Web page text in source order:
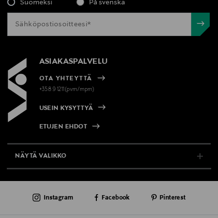
Suomeksi På svenska
ASIAKASPALVELU
OTA YHTEYTTÄ
+358 9 1211(pvm/mpm)
USEIN KYSYTTYÄ
ETUJEN EHDOT
NÄYTÄ VALIKKO
AJANKOHTAISTA
Instagram Facebook Pinterest